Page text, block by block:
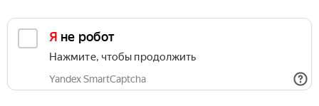
Я не робот
Нажмите, чтобы продолжить
Yandex SmartCaptcha